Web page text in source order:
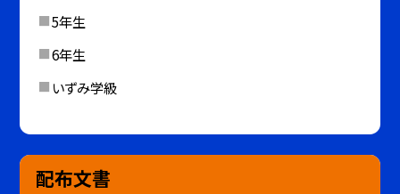
5年生
6年生
いずみ学級
配布文書